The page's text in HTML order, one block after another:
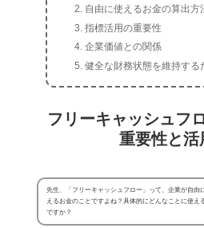
自由に使えるお金の算出方
指標活用の重要性
企業価値との関係
健全な財務状態を維持する
フリーキャッシュフ
重要性と活
先生、「フリーキャッシュフロー」って、企業が自由
えるお金のことですよね？具体的にどんなことに使え
ですか？